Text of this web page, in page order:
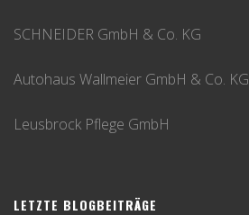
SCHNEIDER GmbH & Co. KG
Autohaus Wallmeier GmbH & Co. KG
Leusbrock Pflege GmbH
LETZTE BLOGBEITRÄGE